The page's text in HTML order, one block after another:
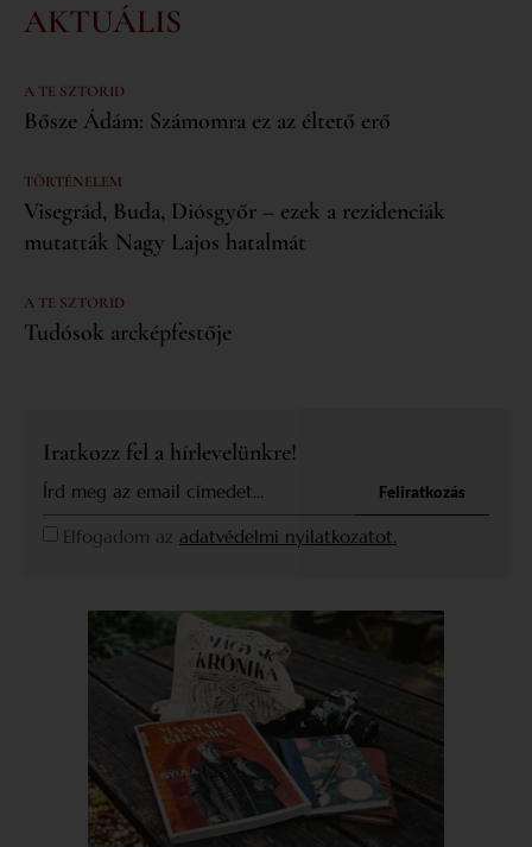
AKTUÁLIS
A TE SZTORID
Bősze Ádám: Számomra ez az éltető erő
TÖRTÉNELEM
Visegrád, Buda, Diósgyőr – ezek a rezidenciák
mutatták Nagy Lajos hatalmát
A TE SZTORID
Tudósok arcképfestője
Iratkozz fel a hírlevelünkre!
Elfogadom az adatvédelmi nyilatkozatot.
Feliratkozás